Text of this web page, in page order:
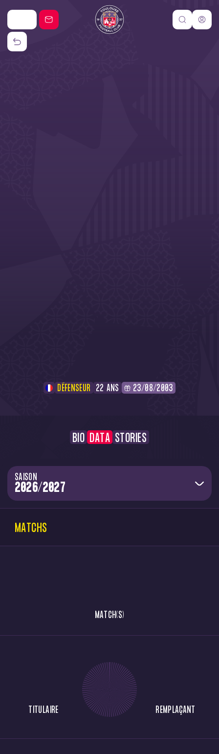
DÉFENSEUR 22 ANS 23/08/2003
BIO DATA STORIES
SAISON
MATCHS
MATCH(S)
TITULAIRE REMPLAÇANT